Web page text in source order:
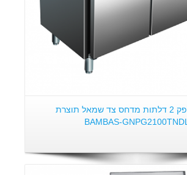
מקרר דלפק 2 דלתות מדחס צד שמאל תוצרת
BAMBAS-GNPG2100TNDL